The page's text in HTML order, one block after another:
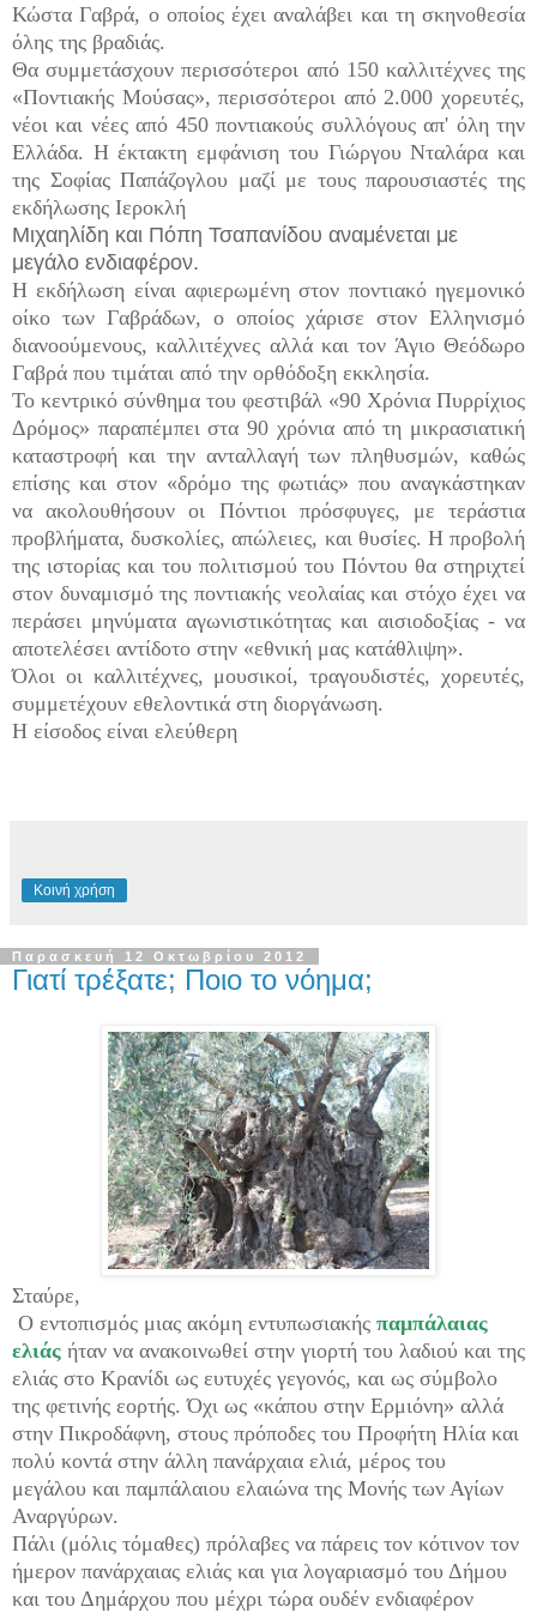
Κώστα Γαβρά, ο οποίος έχει αναλάβει και τη σκηνοθεσία
όλης της βραδιάς.
Θα συμμετάσχουν περισσότεροι από 150 καλλιτέχνες της
«Ποντιακής Μούσας», περισσότεροι από 2.000 χορευτές,
νέοι και νέες από 450 ποντιακούς συλλόγους απ' όλη την
Ελλάδα. Η έκτακτη εμφάνιση του Γιώργου Νταλάρα και
της Σοφίας Παπάζογλου μαζί με τους παρουσιαστές της
εκδήλωσης Ιεροκλή
Μιχαηλίδη και Πόπη Τσαπανίδου αναμένεται με
μεγάλο ενδιαφέρον.
Η εκδήλωση είναι αφιερωμένη στον ποντιακό ηγεμονικό
οίκο των Γαβράδων, ο οποίος χάρισε στον Ελληνισμό
διανοούμενους, καλλιτέχνες αλλά και τον Άγιο Θεόδωρο
Γαβρά που τιμάται από την ορθόδοξη εκκλησία.
Το κεντρικό σύνθημα του φεστιβάλ «90 Χρόνια Πυρρίχιος
Δρόμος» παραπέμπει στα 90 χρόνια από τη μικρασιατική
καταστροφή και την ανταλλαγή των πληθυσμών, καθώς
επίσης και στον «δρόμο της φωτιάς» που αναγκάστηκαν
να ακολουθήσουν οι Πόντιοι πρόσφυγες, με τεράστια
προβλήματα, δυσκολίες, απώλειες, και θυσίες. Η προβολή
της ιστορίας και του πολιτισμού του Πόντου θα στηριχτεί
στον δυναμισμό της ποντιακής νεολαίας και στόχο έχει να
περάσει μηνύματα αγωνιστικότητας και αισιοδοξίας - να
αποτελέσει αντίδοτο στην «εθνική μας κατάθλιψη».
Όλοι οι καλλιτέχνες, μουσικοί, τραγουδιστές, χορευτές,
συμμετέχουν εθελοντικά στη διοργάνωση.
Η είσοδος είναι ελεύθερη
Κοινή χρήση
Παρασκευή 12 Οκτωβρίου 2012
Γιατί τρέξατε; Ποιο το νόημα;
Σταύρε,
Ο εντοπισμός μιας ακόμη εντυπωσιακής παμπάλαιας
ελιάς ήταν να ανακοινωθεί στην γιορτή του λαδιού και της
ελιάς στο Κρανίδι ως ευτυχές γεγονός, και ως σύμβολο
της φετινής εορτής. Όχι ως «κάπου στην Ερμιόνη» αλλά
στην Πικροδάφνη, στους πρόποδες του Προφήτη Ηλία και
πολύ κοντά στην άλλη πανάρχαια ελιά, μέρος του
μεγάλου και παμπάλαιου ελαιώνα της Μονής των Αγίων
Αναργύρων.
Πάλι (μόλις τόμαθες) πρόλαβες να πάρεις τον κότινον τον
ήμερον πανάρχαιας ελιάς και για λογαριασμό του Δήμου
και του Δημάρχου που μέχρι τώρα ουδέν ενδιαφέρον